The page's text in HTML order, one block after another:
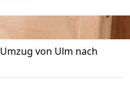
Umzug von Ulm nach